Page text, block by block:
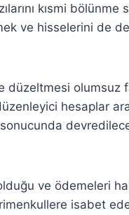
kısmi bölünme
ve hisselerini de
olumsuz
hesaplar
ve ödemeleri
isabet